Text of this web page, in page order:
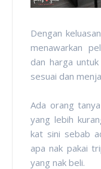
Dengan
menawarkan
dan harga
sesuai dan
Ada orang
yang lebih
kat sini sebab
apa nak pakai
yang nak beli.